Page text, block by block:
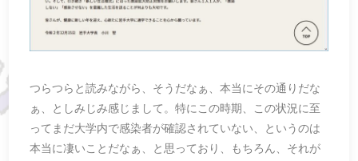
つらつらと読みながら、そうだなぁ、本当にその通りだな
ぁ、としみじみ感じまして。特にこの時期、この状況に至
ってまだ大学内で感染者が確認されていない、というのは
本当に凄いことだなぁ、と思っており、もちろん、それが